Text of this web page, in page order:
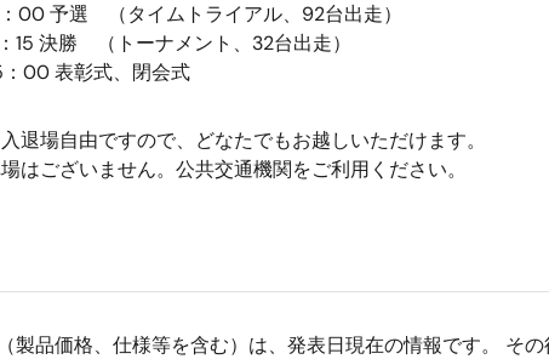
00 予選 （タイムトライアル、92台出走）
15 決勝 （トーナメント、32台出走）
：00 表彰式、閉会式
退場自由ですので、どなたでもお越しいただけます。
はございません。公共交通機関をご利用ください。
製品価格、仕様等を含む）は、発表日現在の情報です。 そ